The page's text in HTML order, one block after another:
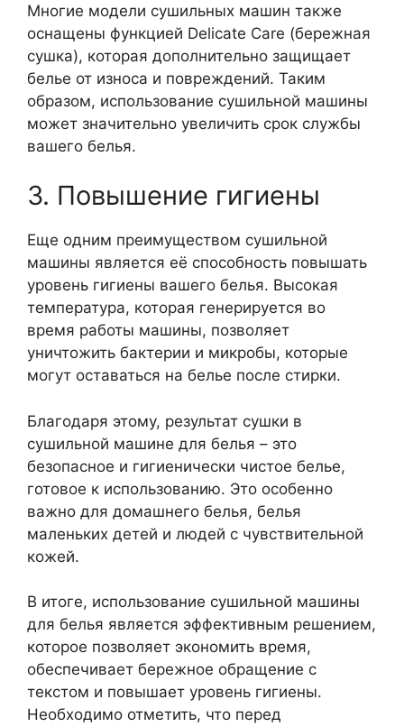
Многие модели сушильных машин также
оснащены функцией Delicate Care (бережная
сушка), которая дополнительно защищает
белье от износа и повреждений. Таким
образом, использование сушильной машины
может значительно увеличить срок службы
вашего белья.
3. Повышение гигиены
Еще одним преимуществом сушильной
машины является её способность повышать
уровень гигиены вашего белья. Высокая
температура, которая генерируется во
время работы машины, позволяет
уничтожить бактерии и микробы, которые
могут оставаться на белье после стирки.
Благодаря этому, результат сушки в
сушильной машине для белья – это
безопасное и гигиенически чистое белье,
готовое к использованию. Это особенно
важно для домашнего белья, белья
маленьких детей и людей с чувствительной
кожей.
В итоге, использование сушильной машины
для белья является эффективным решением,
которое позволяет экономить время,
обеспечивает бережное обращение с
текстом и повышает уровень гигиены.
Необходимо отметить, что перед